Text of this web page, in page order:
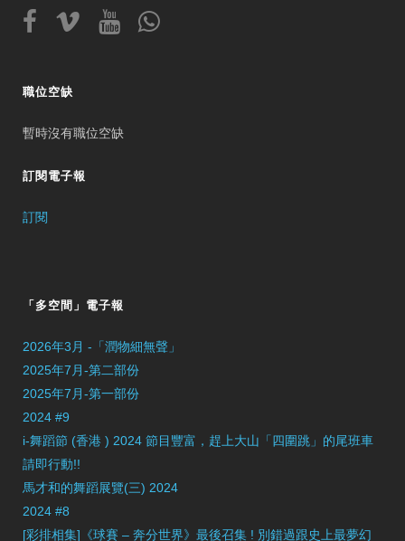
職位空缺
暫時沒有職位空缺
訂閱電子報
訂閱
「多空間」電子報
2026年3月 -「潤物細無聲」
2025年7月-第二部份
2025年7月-第一部份
2024 #9
i-舞蹈節 (香港 ) 2024 節目豐富，趕上大山「四圍跳」的尾班車
請即行動!!
馬才和的舞蹈展覽(三) 2024
2024 #8
[彩排相集]《球賽 – 奔分世界》最後召集 ! 別錯過跟史上最夢幻